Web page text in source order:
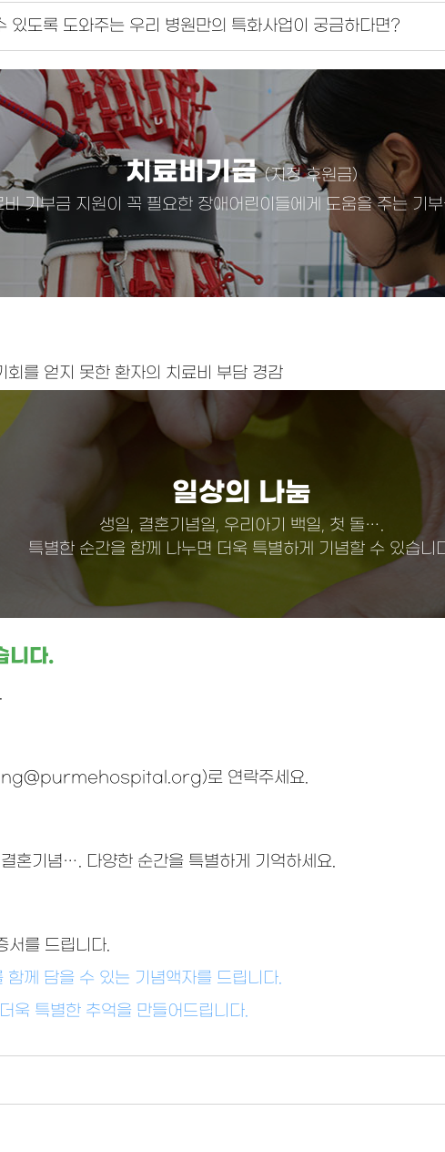
있도록 도와주는 우리 병원만의 특화사업이 궁금하다면?
치료비기금(지정 후원금)
비 기부금 지원이 꼭 필요한 장애어린이들에게 도움을 주는 기
를 얻지 못한 환자의 치료비 부담 경감
일상의 나눔
생일, 결혼기념일, 우리아기 백일, 첫 돌….
특별한 순간을 함께 나누면 더욱 특별하게 기념할 수 있습니
니다.
로 연락주세요.
혼기념…. 다양한 순간을 특별하게 기억하세요.
서를 드립니다.
께 담을 수 있는 기념액자를 드립니다.
욱 특별한 추억을 만들어드립니다.